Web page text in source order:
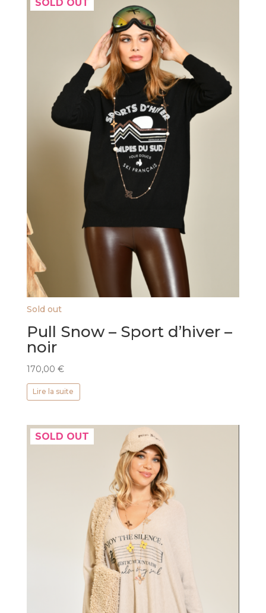
SOLD OUT
Sold out
Pull Snow – Sport d’hiver –
noir
170,00 €
Lire la suite
SOLD OUT